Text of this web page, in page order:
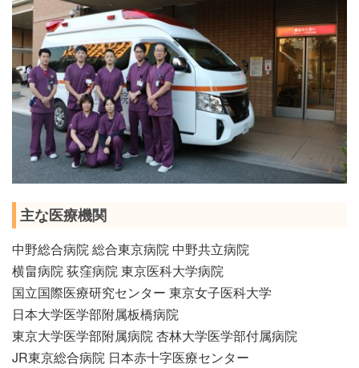
主な医療機関
中野総合病院 総合東京病院 中野共立病院
横畠病院 荻窪病院 東京医科大学病院
国立国際医療研究センター 東京女子医科大学
日本大学医学部附属板橋病院
東京大学医学部附属病院 杏林大学医学部付属病院
JR東京総合病院 日本赤十字医療センター